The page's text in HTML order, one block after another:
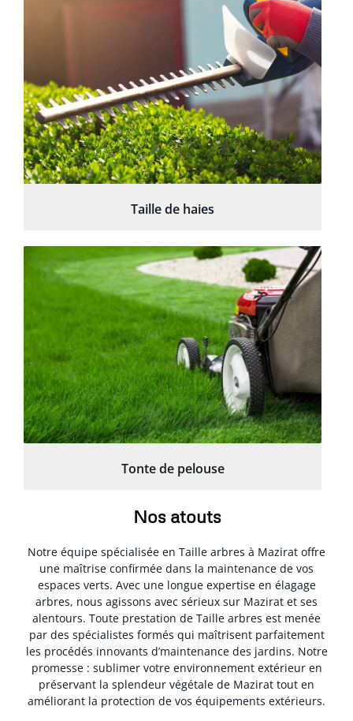
Taille de haies
Tonte de pelouse
Nos atouts
Notre équipe spécialisée en Taille arbres à Mazirat offre
une maîtrise confirmée dans la maintenance de vos
espaces verts. Avec une longue expertise en élagage
arbres, nous agissons avec sérieux sur Mazirat et ses
alentours. Toute prestation de Taille arbres est menée
par des spécialistes formés qui maîtrisent parfaitement
les procédés innovants d’maintenance des jardins. Notre
promesse : sublimer votre environnement extérieur en
préservant la splendeur végétale de Mazirat tout en
améliorant la protection de vos équipements extérieurs.